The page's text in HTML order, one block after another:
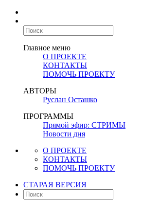
Главное меню
О ПРОЕКТЕ
КОНТАКТЫ
ПОМОЧЬ ПРОЕКТУ
АВТОРЫ
Руслан Осташко
ПРОГРАММЫ
Прямой эфир: СТРИМЫ
Новости дня
О ПРОЕКТЕ
КОНТАКТЫ
ПОМОЧЬ ПРОЕКТУ
СТАРАЯ ВЕРСИЯ